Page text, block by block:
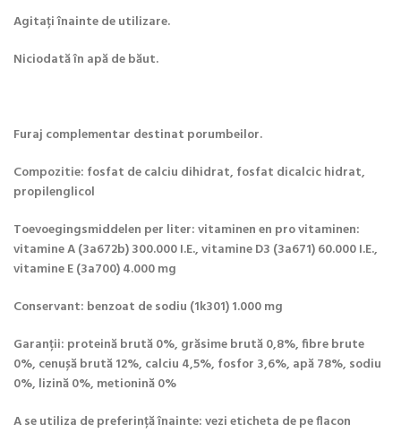
Agitați înainte de utilizare.
Niciodată în apă de băut.
Furaj complementar destinat porumbeilor.
Compozitie: fosfat de calciu dihidrat, fosfat dicalcic hidrat,
propilenglicol
Toevoegingsmiddelen per liter: vitaminen en pro vitaminen:
vitamine A (3a672b) 300.000 I.E., vitamine D3 (3a671) 60.000 I.E.,
vitamine E (3a700) 4.000 mg
Conservant: benzoat de sodiu (1k301) 1.000 mg
Garanții: proteină brută 0%, grăsime brută 0,8%, fibre brute
0%, cenușă brută 12%, calciu 4,5%, fosfor 3,6%, apă 78%, sodiu
0%, lizină 0%, metionină 0%
A se utiliza de preferință înainte: vezi eticheta de pe flacon